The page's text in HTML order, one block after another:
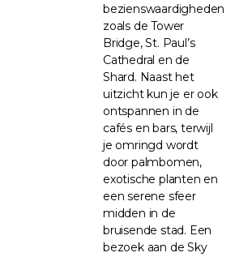
bezienswaardigheden
zoals de Tower
Bridge, St. Paul’s
Cathedral en de
Shard. Naast het
uitzicht kun je er ook
ontspannen in de
cafés en bars, terwijl
je omringd wordt
door palmbomen,
exotische planten en
een serene sfeer
midden in de
bruisende stad. Een
bezoek aan de Sky